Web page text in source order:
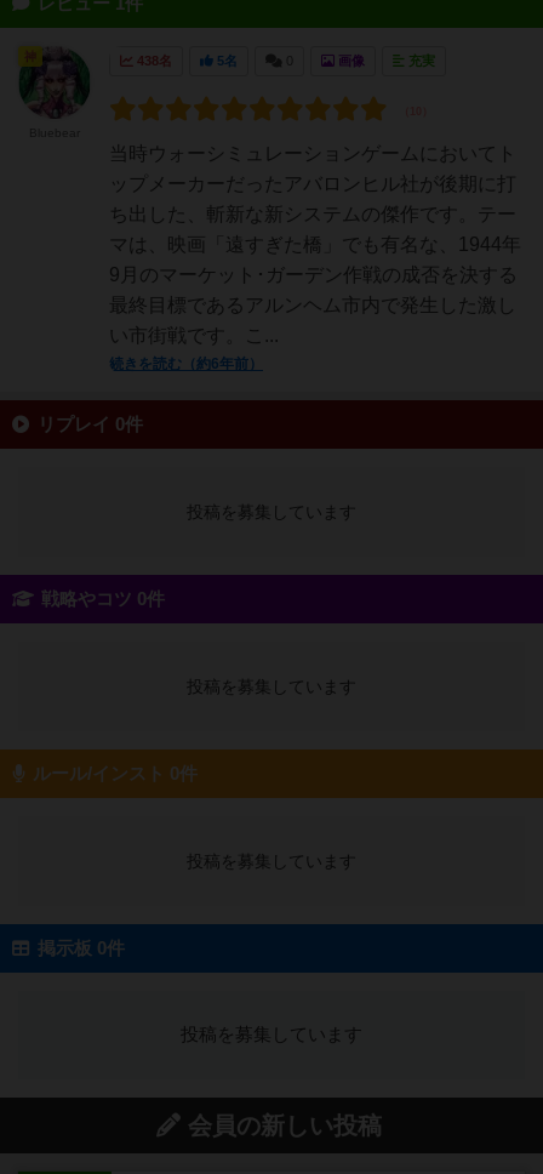
レビュー 1件
438名 5名 画像 充実
当時ウォーシミュレーションゲームにおいてト
ップメーカーだったアバロンヒル社が後期に打
ち出した、斬新な新システムの傑作です。テー
マは、映画「遠すぎた橋」でも有名な、1944年
9月のマーケット･ガーデン作戦の成否を決する
最終目標であるアルンヘム市内で発生した激し
い市街戦です。こ...
続きを読む（約6年前）
神
リプレイ 0件
投稿を募集しています
戦略やコツ 0件
投稿を募集しています
ルール/インスト 0件
投稿を募集しています
掲示板 0件
投稿を募集しています
会員の新しい投稿